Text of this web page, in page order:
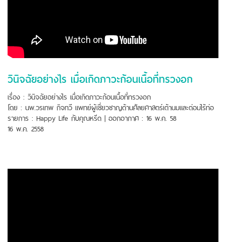
วินิจฉัยอย่างไร เมื่อเกิดภาวะก้อนเนื้อที่ทรวงอก
เรื่อง : วินิจฉัยอย่างไร เมื่อเกิดภาวะก้อนเนื้อที่ทรวงอก
โดย : นพ.วรเทพ กิจทวี แพทย์ผู้เชี่ยวชาญด้านศัลยศาสตร์เต้านมและต่อมไร้ท่อ
รายการ : Happy Life กับคุณหรีด | ออกอากาศ : 16 พ.ค. 58
16 พ.ค. 2558